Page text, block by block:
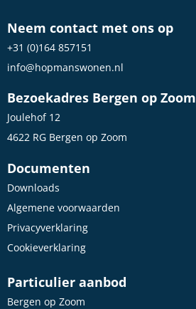
Neem contact met ons op
+31 (0)164 857151
info@hopmanswonen.nl
Bezoekadres Bergen op Zoom
Joulehof 12
4622 RG Bergen op Zoom
Documenten
Downloads
Algemene voorwaarden
Privacyverklaring
Cookieverklaring
Particulier aanbod
Bergen op Zoom